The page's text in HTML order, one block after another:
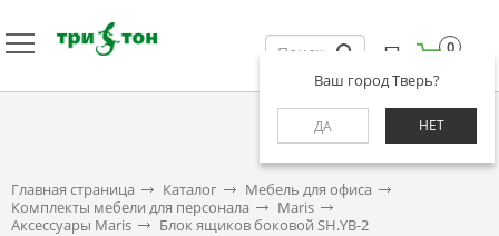
Ваш город Тверь?
ДА НЕТ
0
Главная страница Каталог
Мебель для офиса
Комплекты мебели для персонала
Maris
Аксессуары Maris
Блок ящиков боковой SH.YB-2